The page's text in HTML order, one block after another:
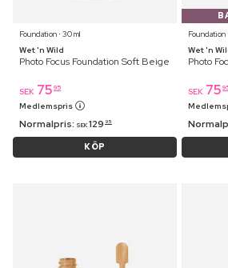
Foundation ⋅ 30 ml
Wet 'n Wild
Photo Focus Foundation Soft Beige
SEK 75 95
Medlemspris
Normalpris: SEK 129 95
KÖP
Foundation
Wet 'n
Photo
SEK 75